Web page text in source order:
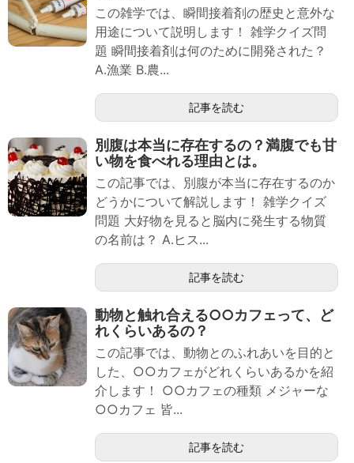
この雑学では、瞬間接着剤の歴史と意外な
用途について説明します！ 雑学クイズ問
題 瞬間接着剤は何のために開発された？
A.漁業 B.農...
記事を読む
別腹は本当に存在するの？満腹でも甘
い物を食べれる理由とは。
この記事では、別腹が本当に存在するのか
どうかについて解説します！ 雑学クイズ
問題 大好物を見ると脳内に発生する物質
の名前は？ A.ヒス...
記事を読む
動物と触れ合える○○カフェって、ど
れくらいあるの？
この記事では、動物とのふれあいを目的と
した、○○カフェがどれくらいあるかを紹
介します！ ○○カフェの種類 メジャーな
○○カフェ 皆...
記事を読む